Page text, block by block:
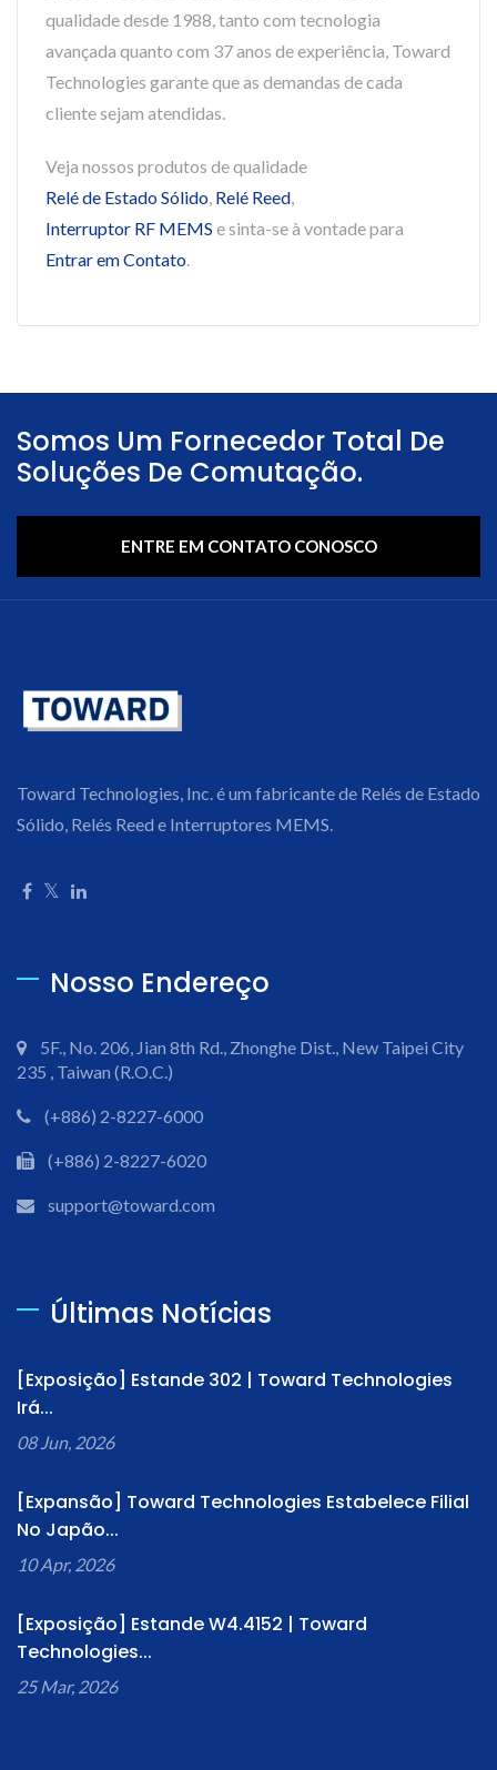
qualidade desde 1988, tanto com tecnologia
avançada quanto com 37 anos de experiência, Toward
Technologies garante que as demandas de cada
cliente sejam atendidas.
Veja nossos produtos de qualidade
Relé de Estado Sólido, Relé Reed,
Interruptor RF MEMS e sinta-se à vontade para
Entrar em Contato.
Somos Um Fornecedor Total De
Soluções De Comutação.
ENTRE EM CONTATO CONOSCO
Toward Technologies, Inc. é um fabricante de Relés de Estado
Sólido, Relés Reed e Interruptores MEMS.
Nosso Endereço
5F., No. 206, Jian 8th Rd., Zhonghe Dist., New Taipei City
235 , Taiwan (R.O.C.)
(+886) 2-8227-6000
(+886) 2-8227-6020
support@toward.com
Últimas Notícias
[Exposição] Estande 302 | Toward Technologies
Irá...
08 Jun, 2026
[Expansão] Toward Technologies Estabelece Filial
No Japão...
10 Apr, 2026
[Exposição] Estande W4.4152 | Toward
Technologies...
25 Mar, 2026